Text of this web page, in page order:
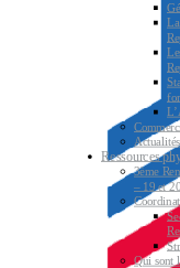
Ressources
3ème
– 19 et
Qui sont